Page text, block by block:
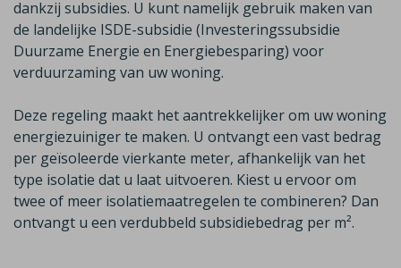
dankzij subsidies. U kunt namelijk gebruik maken van
de landelijke ISDE-subsidie (Investeringssubsidie
Duurzame Energie en Energiebesparing) voor
verduurzaming van uw woning.
Deze regeling maakt het aantrekkelijker om uw woning
energiezuiniger te maken. U ontvangt een vast bedrag
per geïsoleerde vierkante meter, afhankelijk van het
type isolatie dat u laat uitvoeren. Kiest u ervoor om
twee of meer isolatiemaatregelen te combineren? Dan
ontvangt u een verdubbeld subsidiebedrag per m².